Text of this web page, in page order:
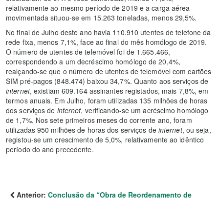
relativamente ao mesmo período de 2019 e a carga aérea
movimentada situou-se em 15.263 toneladas, menos 29,5%.
No final de Julho deste ano havia 110.910 utentes de telefone da
rede fixa, menos 7,1%, face ao final do mês homólogo de 2019.
O número de utentes de telemóvel foi de 1.665.466,
correspondendo a um decréscimo homólogo de 20,4%,
realçando-se que o número de utentes de telemóvel com cartões
SIM pré-pagos (848.474) baixou 34,7%. Quanto aos serviços de
internet, existiam 609.164 assinantes registados, mais 7,8%, em
termos anuais. Em Julho, foram utilizadas 135 milhões de horas
dos serviços de internet, verificando-se um acréscimo homólogo
de 1,7%. Nos sete primeiros meses do corrente ano, foram
utilizadas 950 milhões de horas dos serviços de internet, ou seja,
registou-se um crescimento de 5,0%, relativamente ao idêntico
período do ano precedente.
Anterior: Conclusão da “Obra de Reordenamento de